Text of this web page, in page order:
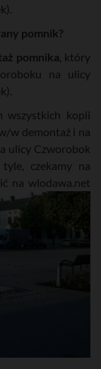
pomnik?
pomnika , który
na ulicy
wszystkich kopii
w demontaż i na
ulicy Czworobok
czekamy na
na wlodawa.net